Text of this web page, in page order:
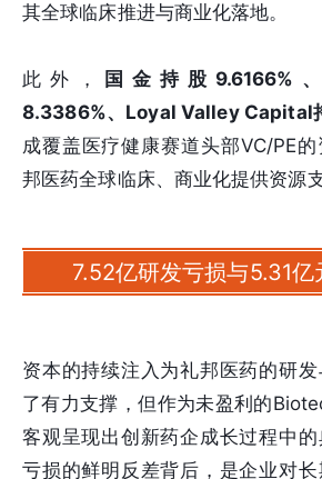
其全球临床推进与商业化落地。
此外，
国金持股9.6166%
8.3386%、Loyal Valley Capital
成覆盖医疗健康赛道头部VC/PE
邦医药全球临床、商业化提供资源支
7.52亿研发亏损与5.31亿
资本的持续注入为礼邦医药的研
了有力支撑，但作为未盈利的
客观呈现出创新药企成长过程中
亏损的鲜明反差背后，是企业对